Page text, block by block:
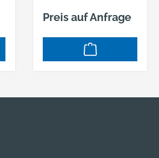
Preis auf Anfrage